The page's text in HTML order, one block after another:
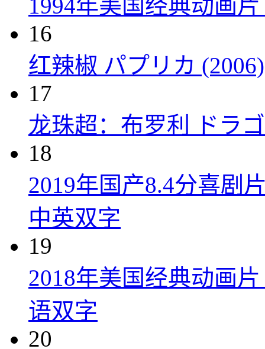
1994年美国经典动画
16
红辣椒 パプリカ (2006)
17
龙珠超：布罗利 ドラ
18
2019年国产8.4分喜剧
中英双字
19
2018年美国经典动画
语双字
20